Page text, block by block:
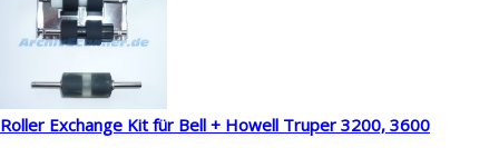
Roller Exchange Kit für Bell + Howell Truper 3200, 3600